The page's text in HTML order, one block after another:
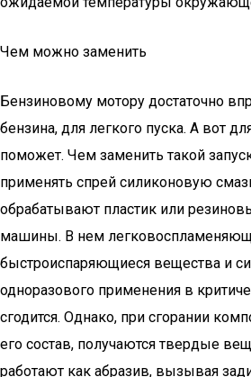
Чем можно заменить
Бензиновому мотору достаточно
бензина, для легкого пуска. А вот
поможет. Чем заменить такой
применять спрей силиконовую
обрабатывают пластик или
машины. В нем
быстроиспаряющиеся вещества и
одноразового применения в
сгодится. Однако, при сгорании
его состав, получаются твердые
работают как абразив, вызывая